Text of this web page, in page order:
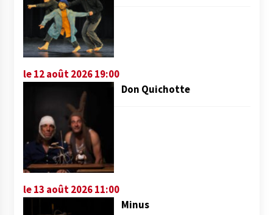
le 12 août 2026 19:00
Don Quichotte
le 13 août 2026 11:00
Minus